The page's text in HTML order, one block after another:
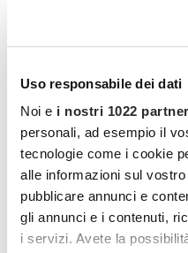
Uso responsabile dei dati
Noi e i nostri 1022 partner
personali, ad esempio il
tecnologie come i cookie
alle informazioni sul
pubblicare annunci e
gli annunci e i contenuti,
i servizi. Avete la
Oggi
dispositivi portatili in
misurazione con
multifunzione, le
monouso) e il
di sangue).